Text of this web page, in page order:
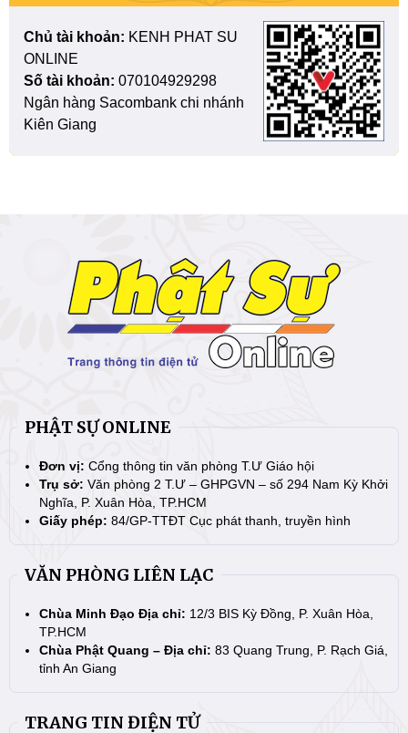
Chủ tài khoản: KENH PHAT SU
ONLINE
Số tài khoản: 070104929298
Ngân hàng Sacombank chi nhánh
Kiên Giang
PHẬT SỰ ONLINE
Đơn vị: Cổng thông tin văn phòng T.Ư Giáo hội
Trụ sở: Văn phòng 2 T.Ư – GHPGVN – số 294 Nam Kỳ Khởi
Nghĩa, P. Xuân Hòa, TP.HCM
Giấy phép: 84/GP-TTĐT Cục phát thanh, truyền hình
VĂN PHÒNG LIÊN LẠC
Chùa Minh Đạo Địa chỉ: 12/3 BIS Kỳ Đồng, P. Xuân Hòa,
TP.HCM
Chùa Phật Quang – Địa chỉ: 83 Quang Trung, P. Rạch Giá,
tỉnh An Giang
TRANG TIN ĐIỆN TỬ